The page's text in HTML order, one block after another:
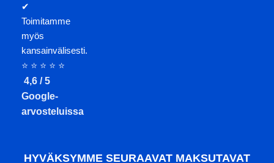
✔
Toimitamme
myös
kansainvälisesti.
⭐ ⭐ ⭐ ⭐ ⭐
4,6 / 5
Google-
arvosteluissa
HYVÄKSYMME SEURAAVAT MAKSUTAVAT